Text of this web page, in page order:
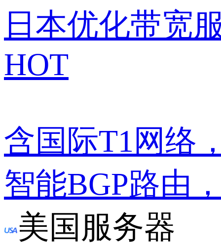
日本优化带宽
HOT
含国际T1网络
智能BGP路由
美国服务器